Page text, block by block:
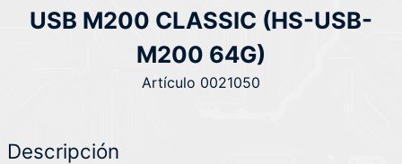
USB M200 CLASSIC (HS-USB-
M200 64G)
Artículo 0021050
Descripción